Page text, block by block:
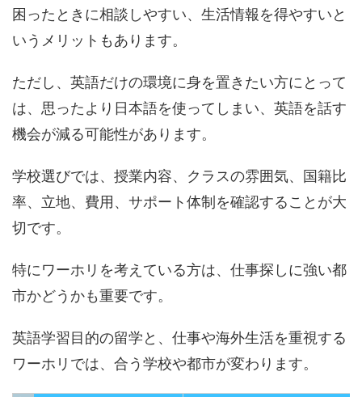
困ったときに相談しやすい、生活情報を得やすいと
いうメリットもあります。
ただし、英語だけの環境に身を置きたい方にとって
は、思ったより日本語を使ってしまい、英語を話す
機会が減る可能性があります。
学校選びでは、授業内容、クラスの雰囲気、国籍比
率、立地、費用、サポート体制を確認することが大
切です。
特にワーホリを考えている方は、仕事探しに強い都
市かどうかも重要です。
英語学習目的の留学と、仕事や海外生活を重視する
ワーホリでは、合う学校や都市が変わります。